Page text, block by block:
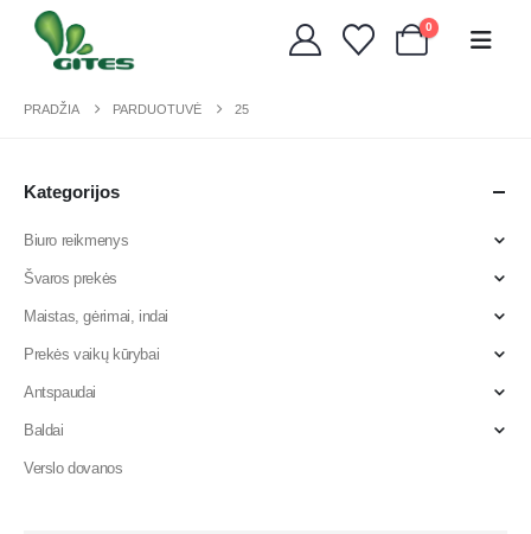
0
PRADŽIA PARDUOTUVĖ 25
Kategorijos
Biuro reikmenys
Švaros prekės
Maistas, gėrimai, indai
Prekės vaikų kūrybai
Antspaudai
Baldai
Verslo dovanos